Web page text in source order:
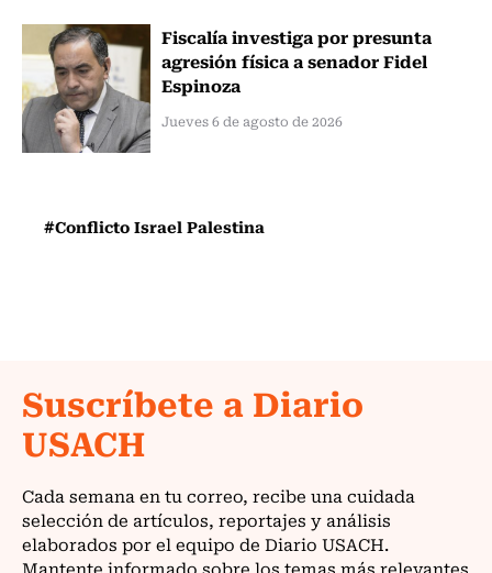
Fiscalía investiga por presunta
agresión física a senador Fidel
Espinoza
Jueves 6 de agosto de 2026
#Conflicto Israel Palestina